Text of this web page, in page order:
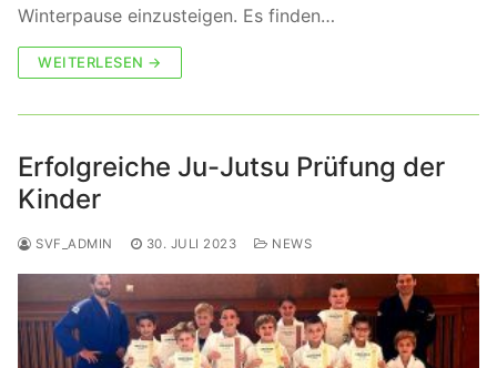
Winterpause einzusteigen. Es finden…
WEITERLESEN →
Erfolgreiche Ju-Jutsu Prüfung der
Kinder
SVF_ADMIN 30. JULI 2023 NEWS